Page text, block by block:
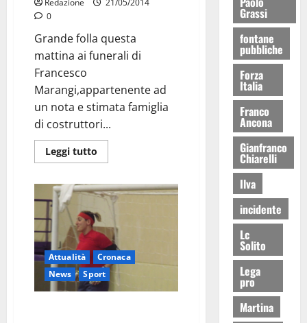
Redazione
21/05/2014
0
Grande folla questa
mattina ai funerali di
Francesco
Marangi,appartenente ad
un nota e stimata famiglia
di costruttori...
Leggi tutto
Attualità
Cronaca
News
Sport
Grassi
fontane
pubbliche
Forza
Italia
Franco
Ancona
Gianfranco
Chiarelli
Ilva
incidente
Lc
Solito
Lega
pro
Martina